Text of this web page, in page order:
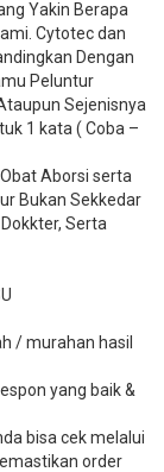
Yakin Berapa
Cytotec dan
Dengan
Peluntur
Sejenisnya
1 kata ( Coba –
Aborsi serta
Bukan Sekkedar
Serta
/ murahan hasil
yang baik &
bisa cek melalui
order